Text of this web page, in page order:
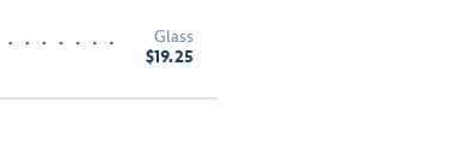
Glass
$19.25